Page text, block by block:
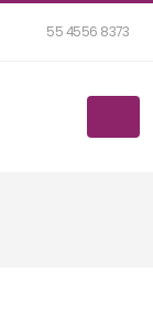
55 4556 8373